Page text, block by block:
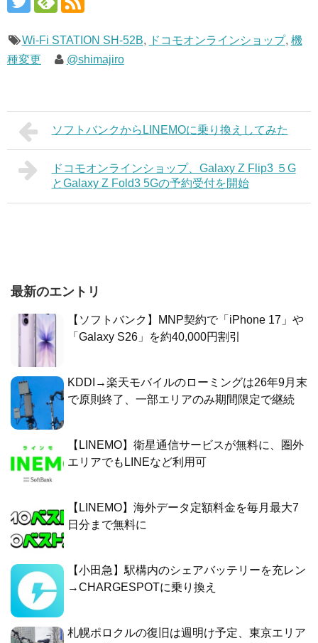
Wi-Fi STATION SH-52B, ドコモオンラインショップ, 機
種変更
@shimajiro
ソフトバンクからLINEMOに乗り換えしてみた
ドコモオンラインショップ、Galaxy Z Flip3 ５G
とGalaxy Z Fold3 5Gの予約受付を開始
最新のエントリ
【ソフトバンク】MNP契約で「iPhone 17」や
「Galaxy S26」を約40,000円割引
KDDI→楽天モバイルのローミングは26年9月末
で原則終了、一部エリアのみ期間限定で継続
【LINEMO】衛星通信サービスが無料に、圏外
エリアでもLINEなど利用可
【LINEMO】海外データ定額料金を毎月最大7
日分まで無料に
【小田急】駅構内のシェアバッテリーを充レン
→CHARGESPOTに乗り換え
札幌ポロクルの復旧は週明け予定、東京エリア